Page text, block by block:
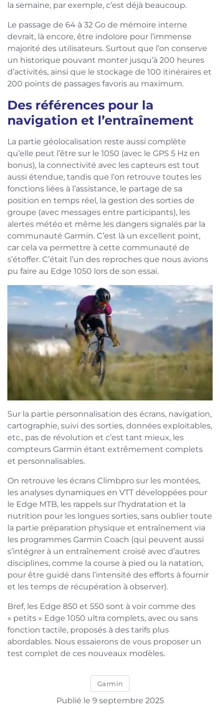
la semaine, par exemple, c’est déjà beaucoup.
Le passage de 64 à 32 Go de mémoire interne
devrait, là encore, être indolore pour l’immense
majorité des utilisateurs. Surtout que l’on conserve
un historique pouvant monter jusqu’à 200 heures
d’activités, ainsi que le stockage de 100 itinéraires et
200 points de passages favoris au maximum.
Des références pour la
navigation et l’entraînement
La partie géolocalisation reste aussi complète
qu’elle peut l’être sur le 1050 (avec le GPS 5 Hz en
bonus), la connectivité avec les capteurs est tout
aussi étendue, tandis que l’on retrouve toutes les
fonctions liées à l’assistance, le partage de sa
position en temps réel, la gestion des sorties de
groupe (avec messages entre participants), les
alertes météo et même les dangers signalés par la
communauté Garmin. C’est là un excellent point,
car cela va permettre à cette communauté de
s’étoffer. C’était l’un des reproches que nous avions
pu faire au Edge 1050 lors de son essai.
Sur la partie personnalisation des écrans, navigation,
cartographie, suivi des sorties, données exploitables,
etc., pas de révolution et c’est tant mieux, les
compteurs Garmin étant extrêmement complets
et personnalisables.
On retrouve les écrans Climbpro sur les montées,
les analyses dynamiques en VTT développées pour
le Edge MTB, les rappels sur l’hydratation et la
nutrition pour les longues sorties, sans oublier toute
la partie préparation physique et entraînement via
les programmes Garmin Coach (qui peuvent aussi
s’intégrer à un entraînement croisé avec d’autres
disciplines, comme la course à pied ou la natation,
pour être guidé dans l’intensité des efforts à fournir
et les temps de récupération à observer).
Bref, les Edge 850 et 550 sont à voir comme des
« petits » Edge 1050 ultra complets, avec ou sans
fonction tactile, proposés à des tarifs plus
abordables. Nous essaierons de vous proposer un
test complet de ces nouveaux modèles.
Garmin
Publié le 9 septembre 2025